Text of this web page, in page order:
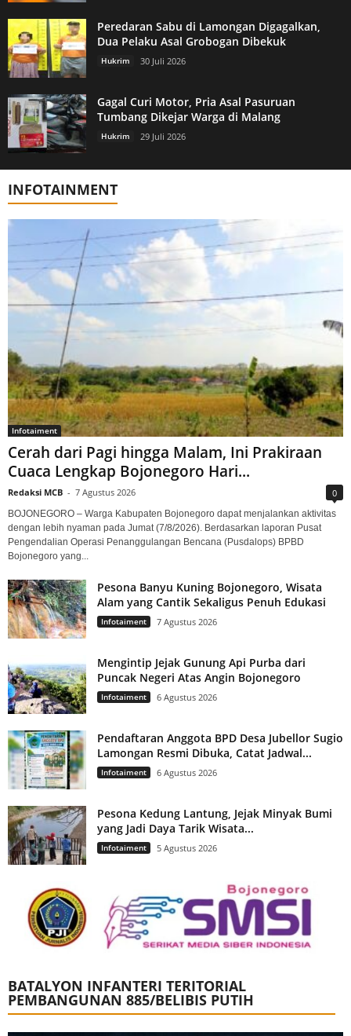
Peredaran Sabu di Lamongan Digagalkan,
Dua Pelaku Asal Grobogan Dibekuk
Hukrim 30 Juli 2026
Gagal Curi Motor, Pria Asal Pasuruan
Tumbang Dikejar Warga di Malang
Hukrim 29 Juli 2026
INFOTAINMENT
Infotaiment
Cerah dari Pagi hingga Malam, Ini Prakiraan
Cuaca Lengkap Bojonegoro Hari...
Redaksi MCB - 7 Agustus 2026 0
BOJONEGORO – Warga Kabupaten Bojonegoro dapat menjalankan aktivitas
dengan lebih nyaman pada Jumat (7/8/2026). Berdasarkan laporan Pusat
Pengendalian Operasi Penanggulangan Bencana (Pusdalops) BPBD
Bojonegoro yang...
Pesona Banyu Kuning Bojonegoro, Wisata
Alam yang Cantik Sekaligus Penuh Edukasi
Infotaiment 7 Agustus 2026
Mengintip Jejak Gunung Api Purba dari
Puncak Negeri Atas Angin Bojonegoro
Infotaiment 6 Agustus 2026
Pendaftaran Anggota BPD Desa Jubellor Sugio
Lamongan Resmi Dibuka, Catat Jadwal...
Infotaiment 6 Agustus 2026
Pesona Kedung Lantung, Jejak Minyak Bumi
yang Jadi Daya Tarik Wisata...
Infotaiment 5 Agustus 2026
BATALYON INFANTERI TERITORIAL
PEMBANGUNAN 885/BELIBIS PUTIH